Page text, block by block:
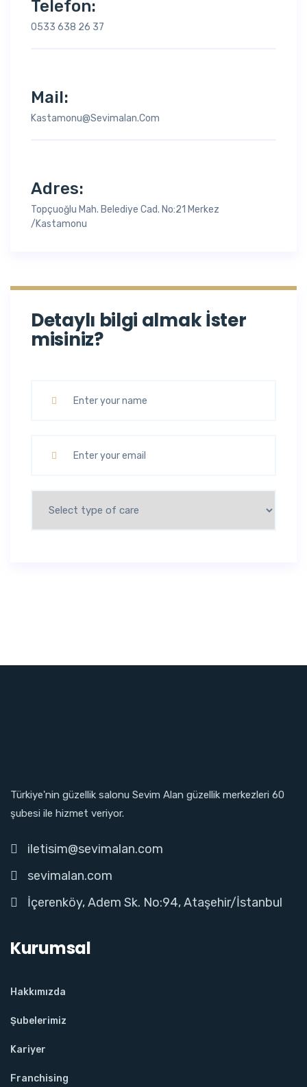
Telefon:
0533 638 26 37
Mail:
Kastamonu@sevimalan.com
Adres:
Topçuoğlu Mah. Belediye Cad. No:21 Merkez
/Kastamonu
Detaylı bilgi almak İster
misiniz?
Türkiye'nin güzellik salonu Sevim Alan güzellik merkezleri 60
şubesi ile hizmet veriyor.
iletisim@sevimalan.com
sevimalan.com
İçerenköy, Adem Sk. No:94, Ataşehir/İstanbul
Kurumsal
Hakkımızda
Şubelerimiz
Kariyer
Franchising